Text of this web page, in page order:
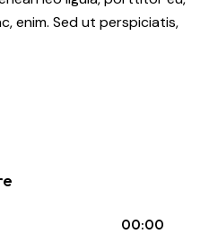
enim. Sed ut perspiciatis,
00:00